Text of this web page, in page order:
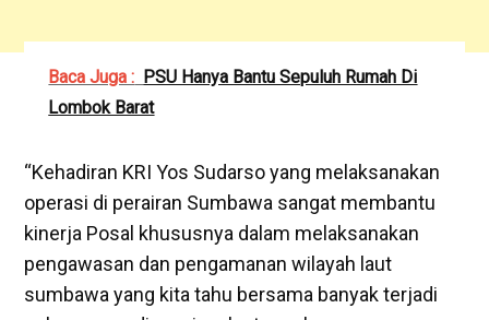
Baca Juga : PSU Hanya Bantu Sepuluh Rumah Di
Lombok Barat
“Kehadiran KRI Yos Sudarso yang melaksanakan
operasi di perairan Sumbawa sangat membantu
kinerja Posal khususnya dalam melaksanakan
pengawasan dan pengamanan wilayah laut
sumbawa yang kita tahu bersama banyak terjadi